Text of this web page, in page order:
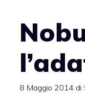
8 Maggio 2014 di